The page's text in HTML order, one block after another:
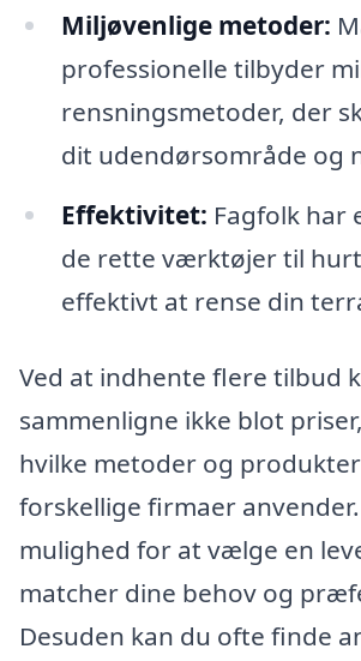
Miljøvenlige metoder:
professionelle tilbyder
rensningsmetoder, der
dit udendørsområde og
Effektivitet: Fagfolk har
de rette værktøjer til
effektivt at rense din
Ved at indhente flere tilbud
sammenligne ikke blot
hvilke metoder og
forskellige firmaer
mulighed for at vælge en
matcher dine behov og
Desuden kan du ofte finde